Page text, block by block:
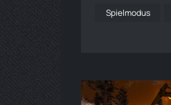
Spielmodus